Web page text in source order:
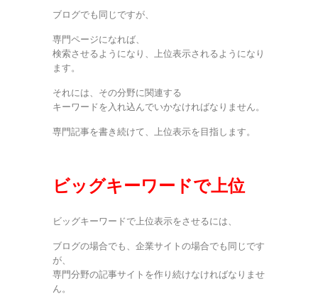
ブログでも同じですが、
専門ページになれば、
検索させるようになり、上位表示されるようになり
ます。
それには、その分野に関連する
キーワードを入れ込んでいかなければなりません。
専門記事を書き続けて、上位表示を目指します。
ビッグキーワードで上位
ビッグキーワードで上位表示をさせるには、
ブログの場合でも、企業サイトの場合でも同じです
が、
専門分野の記事サイトを作り続けなければなりませ
ん。